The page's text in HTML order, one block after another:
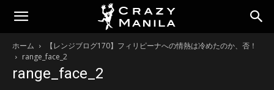
ホーム
【レンジブログ170】フィリピーナへの情熱は冷めたのか、否！
range_face_2
range_face_2